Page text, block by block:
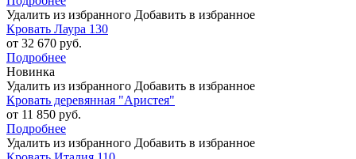
Удалить из избранного Добавить в избранное
Кровать Лаура 130
от 32 670 руб.
Подробнее
Новинка
Удалить из избранного Добавить в избранное
Кровать деревянная "Аристея"
от 11 850 руб.
Подробнее
Удалить из избранного Добавить в избранное